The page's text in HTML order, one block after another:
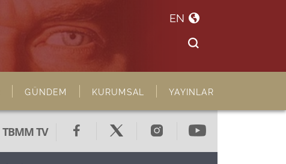
EN
GÜNDEM KURUMSAL YAYINLAR
TBMM TV